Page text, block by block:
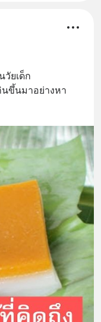
ยเด็ก
ขึ้นมาอย่างหา